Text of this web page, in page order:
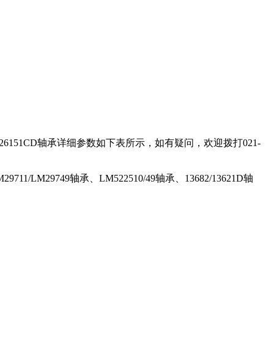
轴承详细参数如下表所示，如有疑问，欢迎拨打021-
LM29749轴承、LM522510/49轴承、13682/13621D轴